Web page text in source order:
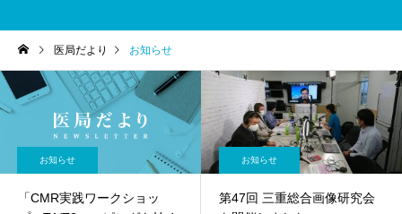
Q&A 動画セミ
医局だより お知らせ
お知らせ
「CMR実践ワークショッ
お知らせ
第47回 三重総合画像研究会